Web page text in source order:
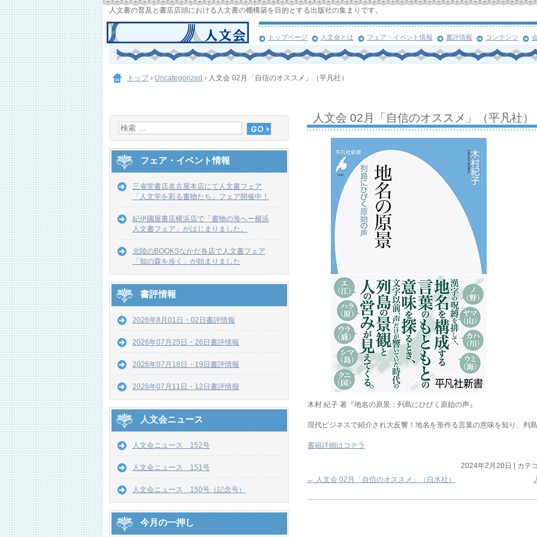
人文書の普及と書店店頭における人文書の棚構築を目的とする出版社の集まりです。
トップページ 人文会とは フェア・イベント情報 書評情報 コンテンツ
トップ › Uncategorized › 人文会 02月「自信のオススメ」（平凡社）
人文会 02月「自信のオススメ」（平凡社）
木村 紀子 著『地名の原景：列島にひびく原始の声』
現代ビジネスで紹介され大反響！地名を形作る言葉の意味を知り、列
書籍詳細はコチラ
2024年2月20日
カテ
← 人文会 02月「自信のオススメ」（白水社）
フェア・イベント情報
三省堂書店名古屋本店にて人文書フェア
「人文学を彩る書物たち」フェア開催中！
紀伊國屋書店横浜店で「書物の海へー横浜
人文書フェア」がはじまりました。
北陸のBOOKSなかだ各店で人文書フェア
「知の森を歩く」が始まりました
書評情報
2026年8月01日・02日書評情報
2026年07月25日・26日書評情報
2026年07月18日・19日書評情報
2026年07月11日・12日書評情報
人文会ニュース
人文会ニュース 152号
人文会ニュース 151号
人文会ニュース 150号（記念号）
今月の一押し